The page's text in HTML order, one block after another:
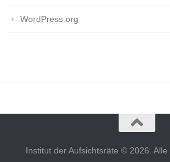
WordPress.org
Institut der Aufsichtsräte © 2026.